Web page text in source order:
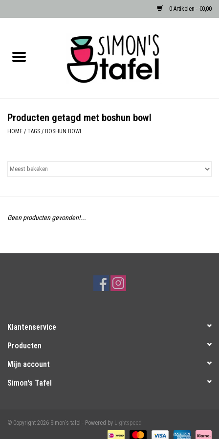
0 Artikelen - €0,00
Albast waxinehouders van Zenza
Dierenlampen
Cadeaubonnen
Producten getagd met boshun bowl
HOME / TAGS / BOSHUN BOWL
Geen producten gevonden!...
Klantenservice
Producten
Mijn account
Simon's Tafel
© Copyright 2026 Simon's tafel - Powered by Lightspeed